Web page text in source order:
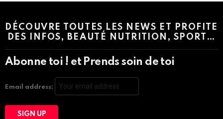
DÉCOUVRE TOUTES LES NEWS ET PROFITE
DES INFOS, BEAUTÉ NUTRITION, SPORT…
Abonne toi ! et Prends soin de toi
Email address: